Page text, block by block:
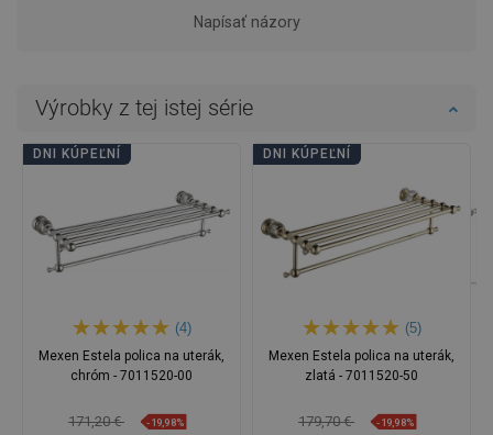
Napísať názory
Výrobky z tej istej série
DNI KÚPEĽNÍ
(4)
Mexen Estela polica na uterák,
chróm - 7011520-00
171,20 € -19,98%
DNI KÚPEĽNÍ
(5)
Mexen Estela polica na uterák,
zlatá - 7011520-50
179,70 € -19,98%